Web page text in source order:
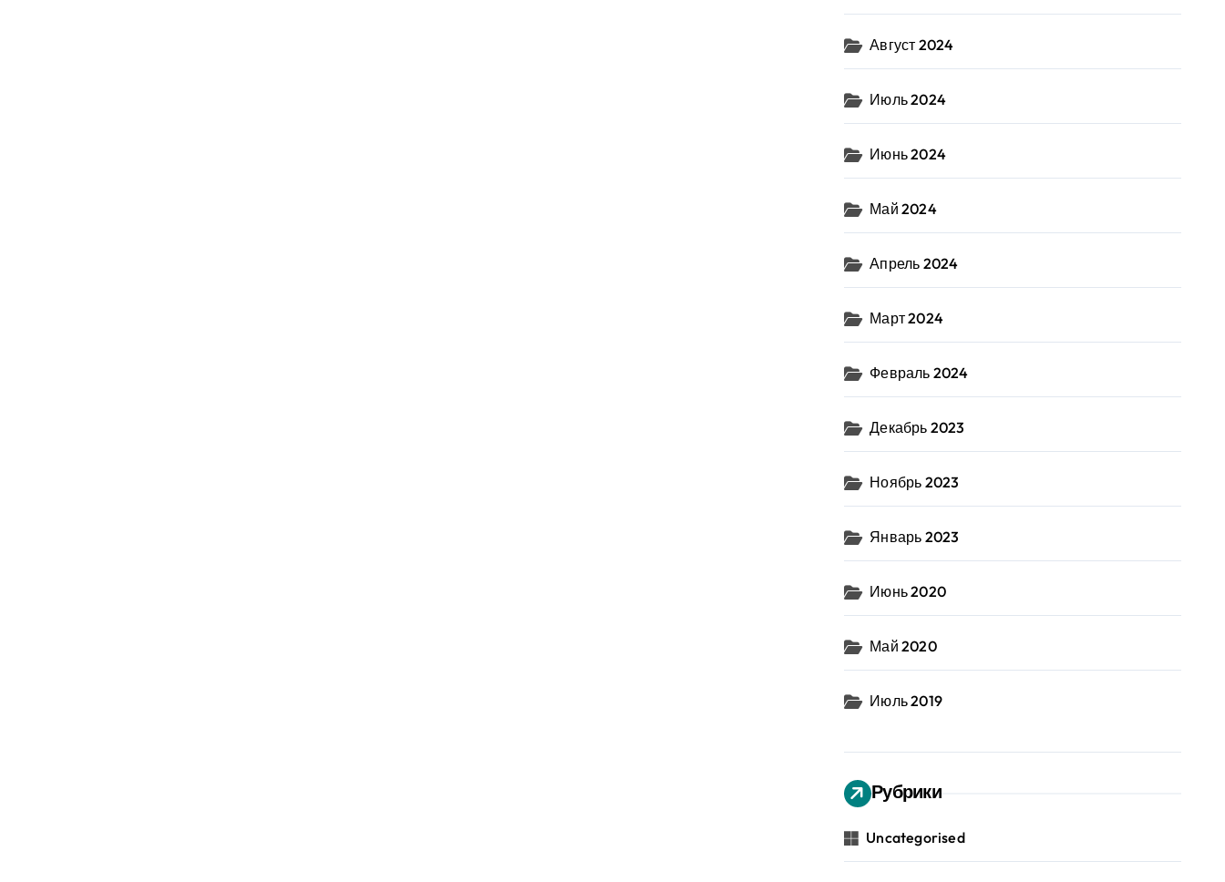
Август 2024
Июль 2024
Июнь 2024
Май 2024
Апрель 2024
Март 2024
Февраль 2024
Декабрь 2023
Ноябрь 2023
Январь 2023
Июнь 2020
Май 2020
Июль 2019
Рубрики
Uncategorised